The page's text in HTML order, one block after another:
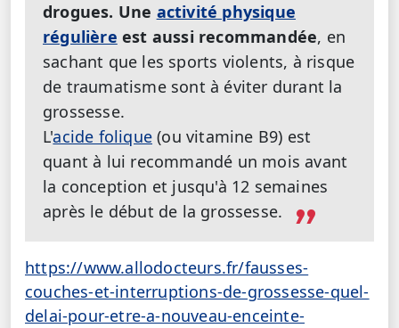
drogues. Une activité physique
régulière est aussi recommandée, en
sachant que les sports violents, à risque
de traumatisme sont à éviter durant la
grossesse.
L'acide folique (ou vitamine B9) est
quant à lui recommandé un mois avant
la conception et jusqu'à 12 semaines
après le début de la grossesse.
https://www.allodocteurs.fr/fausses-
couches-et-interruptions-de-grossesse-quel-
delai-pour-etre-a-nouveau-enceinte-